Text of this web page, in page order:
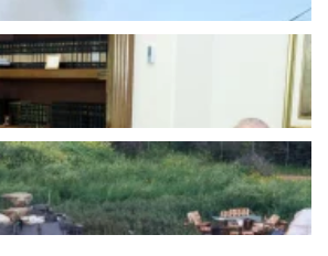
ما شرط الرئاسة اللبنانية للاستجابة لدعوة
“حزب الله”؟
اخبار محلية
إسرائيل توسّع حربها على لبنان بالحرائق
والتفجيرات
اخبار محلية أغسطس 10, 2026